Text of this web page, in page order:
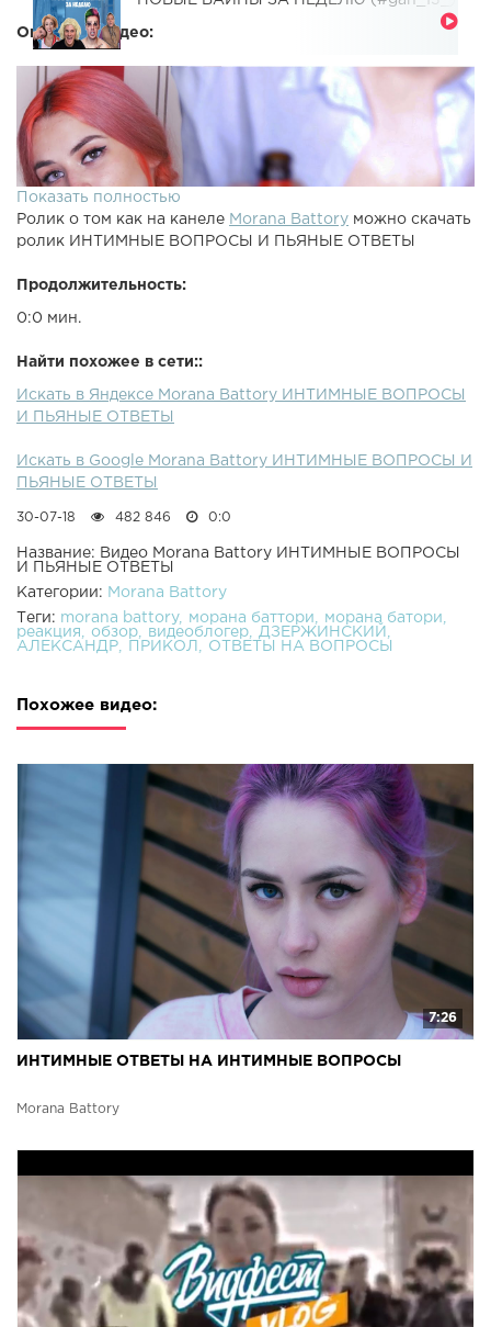
Описание видео:
Показать полностью
Ролик о том как на канеле Morana Battory можно скачать
ролик ИНТИМНЫЕ ВОПРОСЫ И ПЬЯНЫЕ ОТВЕТЫ
Продолжительность:
0:0 мин.
Найти похожее в сети::
Искать в Яндексе Morana Battory ИНТИМНЫЕ ВОПРОСЫ
И ПЬЯНЫЕ ОТВЕТЫ
Искать в Google Morana Battory ИНТИМНЫЕ ВОПРОСЫ И
ПЬЯНЫЕ ОТВЕТЫ
30-07-18 482 846 0:0
Название: Видео Morana Battory ИНТИМНЫЕ ВОПРОСЫ
И ПЬЯНЫЕ ОТВЕТЫ
Категории: Morana Battory
Теги: morana battory морана баттори
морана батори
реакция
обзор видеоблогер
ДЗЕРЖИНСКИЙ
АЛЕКСАНДР
ПРИКОЛ ОТВЕТЫ НА ВОПРОСЫ
Похожее видео:
7:26
ИНТИМНЫЕ ОТВЕТЫ НА ИНТИМНЫЕ ВОПРОСЫ
Morana Battory